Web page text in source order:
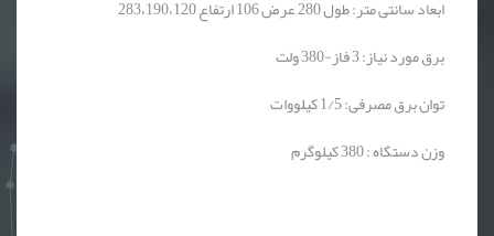
ابعاد سانتی متر: طول 280 عرض 106 ارتفاع 283،190،120
برق مورد نیاز: 3 فاز-380 ولت
توان برق مصرفی: 1/5 کیلووات
وزن دستگاه : 380 کیلوگرم